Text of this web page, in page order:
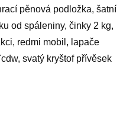
pěnová podložka, šatní
od spáleniny, činky 2 kg,
redmi mobil, lapače
svatý kryštof přívěsek